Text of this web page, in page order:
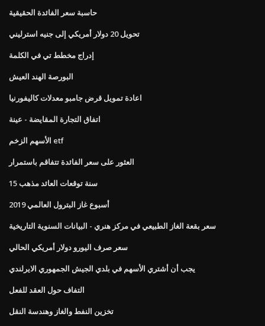
حاسبة سعر الفائدة الحقيقية
تحويل 20 دولار أمريكي إلى جنيه استرليني
إدراج مخطط تي في الكلمة
البورصة الهند العيش
اعادة تمويل قرض جامبو معدلات كاليفورنيا
اتفاق التجارة المقايضة - عينة
الأسهم الزخم etf
العثور على سعر الفائدة تتفاقم باستمرار
15 سنة توقعات العائد مذهب
أسبوع غاز البترول العالمي 2019
سعر بقعة الغاز الطبيعي في مركز هنري - البيانات السنوية التاريخية
سعر صرف اليورو دولار أمريكي الحالي
يجب أن أشتري الأسهم في بلدي الجيش الجمهوري الايرلندي
التفاف حول العقد للفعل
تخزين النفط والغاز وهندسة النقل